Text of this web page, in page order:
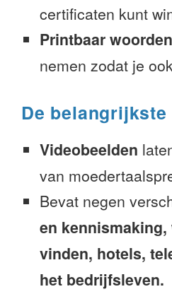
certificaten kunt
Printbaar
nemen zodat je
De
Videobeelden
van
Bevat negen
en
vinden, hotels,
het bedrijfsleven.